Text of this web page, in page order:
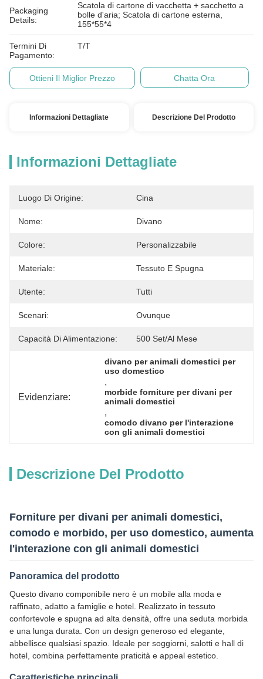
Packaging
Details:
Scatola di cartone di vacchetta + sacchetto a
bolle d'aria; Scatola di cartone esterna,
155*55*4
Termini Di
Pagamento:
T/T
Ottieni Il Miglior Prezzo Chatta Ora
Informazioni Dettagliate Descrizione Del Prodotto
Informazioni Dettagliate
Luogo Di Origine: Cina
Nome: Divano
Colore: Personalizzabile
Materiale: Tessuto E Spugna
Utente: Tutti
Scenari: Ovunque
Capacità Di Alimentazione: 500 Set/al Mese
Evidenziare:
divano per animali domestici per
uso domestico
,
morbide forniture per divani per
animali domestici
,
comodo divano per l'interazione
con gli animali domestici
Descrizione Del Prodotto
Forniture per divani per animali domestici,
comodo e morbido, per uso domestico, aumenta
l'interazione con gli animali domestici
Panoramica del prodotto
Questo divano componibile nero è un mobile alla moda e
raffinato, adatto a famiglie e hotel. Realizzato in tessuto
confortevole e spugna ad alta densità, offre una seduta morbida
e una lunga durata. Con un design generoso ed elegante,
abbellisce qualsiasi spazio. Ideale per soggiorni, salotti e hall di
hotel, combina perfettamente praticità e appeal estetico.